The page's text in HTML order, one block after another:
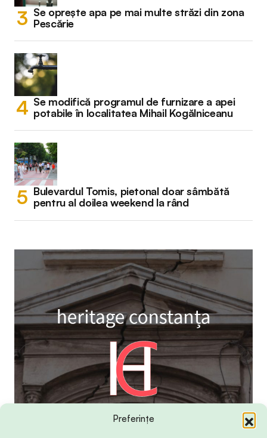
Preferințe
Se oprește apa pe mai multe străzi din zona
Pescărie
Se modifică programul de furnizare a apei
potabile în localitatea Mihail Kogălniceanu
Bulevardul Tomis, pietonal doar sâmbătă
pentru al doilea weekend la rând